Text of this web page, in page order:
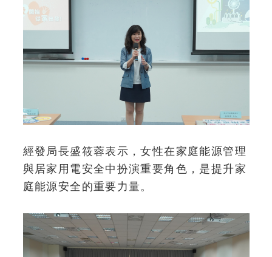
經發局長盛筱蓉表示，女性在家庭能源管理
與居家用電安全中扮演重要角色，是提升家
庭能源安全的重要力量。